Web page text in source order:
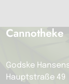
Cannotheke
Godske
Hauptstraße 49